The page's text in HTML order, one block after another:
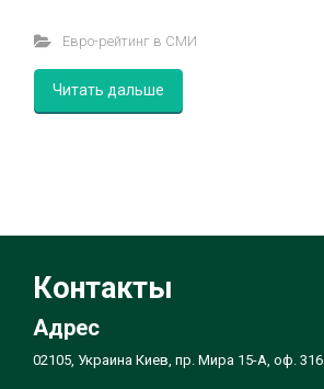
Евро-рейтинг в СМИ
Читать дальше
Контакты
Адрес
02105, Украина Киев, пр. Мира 15-А, оф. 316